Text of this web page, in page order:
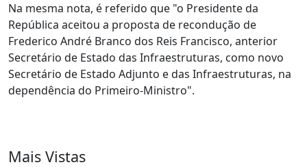
Na mesma nota, é referido que "o Presidente da
República aceitou a proposta de recondução de
Frederico André Branco dos Reis Francisco, anterior
Secretário de Estado das Infraestruturas, como novo
Secretário de Estado Adjunto e das Infraestruturas, na
dependência do Primeiro-Ministro".
Mais Vistas